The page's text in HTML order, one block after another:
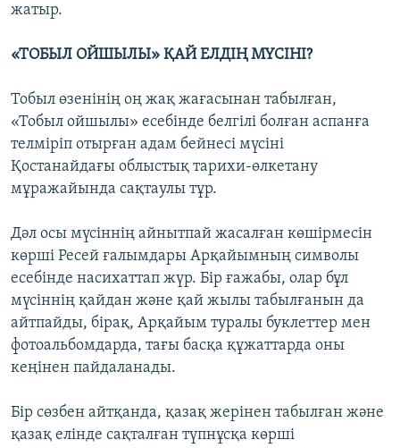
жатыр.
«ТОБЫЛ ОЙШЫЛЫ» ҚАЙ ЕЛДІҢ МҮСІНІ?
Тобыл өзенінің оң жақ жағасынан табылған,
«Тобыл ойшылы» есебінде белгілі болған аспанға
телміріп отырған адам бейнесі мүсіні
Қостанайдағы облыстық тарихи-өлкетану
мұражайында сақтаулы тұр.
Дәл осы мүсіннің айнытпай жасалған көшірмесін
көрші Ресей ғалымдары Арқайымның символы
есебінде насихаттап жүр. Бір ғажабы, олар бұл
мүсіннің қайдан және қай жылы табылғанын да
айтпайды, бірақ, Арқайым туралы буклеттер мен
фотоальбомдарда, тағы басқа құжаттарда оны
кеңінен пайдаланады.
Бір сөзбен айтқанда, қазақ жерінен табылған және
қазақ елінде сақталған түпнұсқа көрші